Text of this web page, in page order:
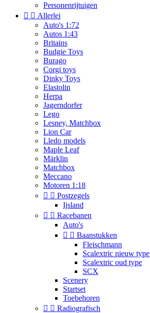
Personenrijtuigen
  Allerlei
Auto's 1:72
Autos 1:43
Britains
Budgie Toys
Burago
Corgi toys
Dinky Toys
Elastolin
Herpa
Jagerndorfer
Lego
Lesney, Matchbox
Lion Car
Lledo models
Maple Leaf
Märklin
Matchbox
Meccano
Motoren 1:18
  Postzegels
Ijsland
  Racebanen
Auto's
  Baanstukken
Fleischmann
Scalextric nieuw type
Scalextric oud type
SCX
Scenery
Startset
Toebehoren
  Radiografisch